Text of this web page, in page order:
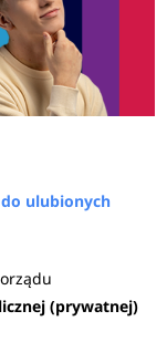
ulubionych
(prywatnej)